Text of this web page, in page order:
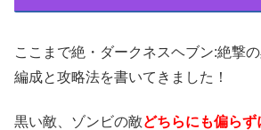
ここまで絶・ダークネスヘブン:絶撃
編成と攻略法を書いてきました！
黒い敵、ゾンビの敵どちらにも偏ら